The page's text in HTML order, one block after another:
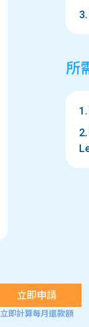
所
立即申請
立即計算每月還款額